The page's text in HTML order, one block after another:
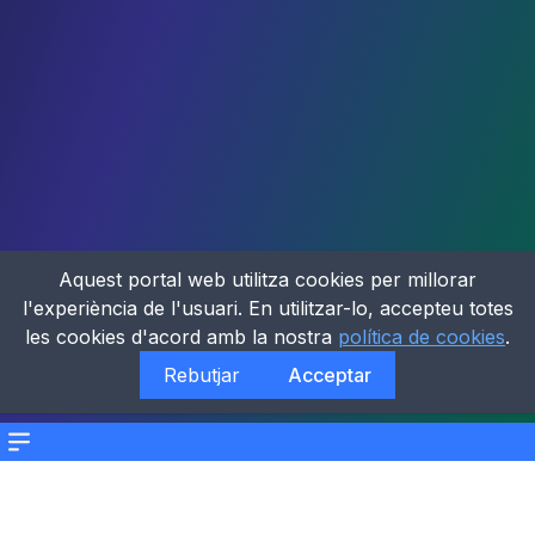
Menu
Aquest portal web utilitza cookies per millorar
l'experiència de l'usuari. En utilitzar-lo, accepteu totes
les cookies d'acord amb la nostra política de cookies.
Rebutjar
Acceptar